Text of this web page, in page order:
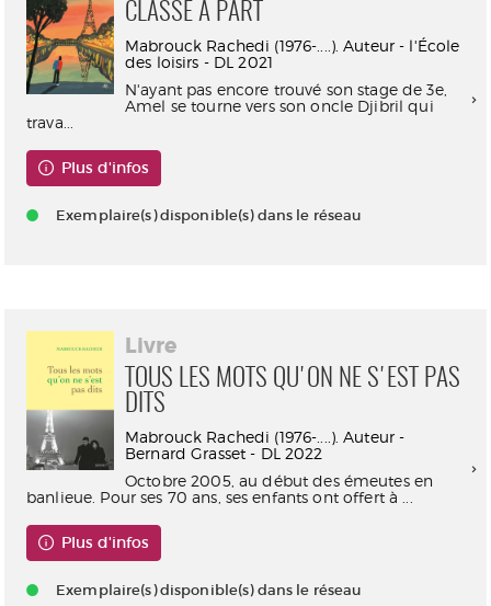
CLASSE À PART
Mabrouck Rachedi (1976-....). Auteur - l'École
des loisirs - DL 2021
N'ayant pas encore trouvé son stage de 3e,
Amel se tourne vers son oncle Djibril qui
trava...
Plus d'infos
Exemplaire(s) disponible(s) dans le réseau
Livre
TOUS LES MOTS QU'ON NE S'EST PAS
DITS
Mabrouck Rachedi (1976-....). Auteur -
Bernard Grasset - DL 2022
Octobre 2005, au début des émeutes en
banlieue. Pour ses 70 ans, ses enfants ont offert à ...
Plus d'infos
Exemplaire(s) disponible(s) dans le réseau